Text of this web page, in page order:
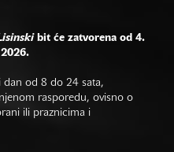
bit će zatvorena od 4.
dan od 8 do 24 sata,
rasporedu, ovisno o
ili praznicima i